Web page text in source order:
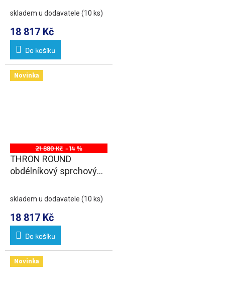
hranaté pojezdy
skladem u dodavatele (10 ks)
18 817 Kč
Do košíku
Novinka
21 880 Kč –14 %
THRON ROUND
obdélníkový sprchový
kulaté pojezdy
skladem u dodavatele (10 ks)
18 817 Kč
Do košíku
Novinka